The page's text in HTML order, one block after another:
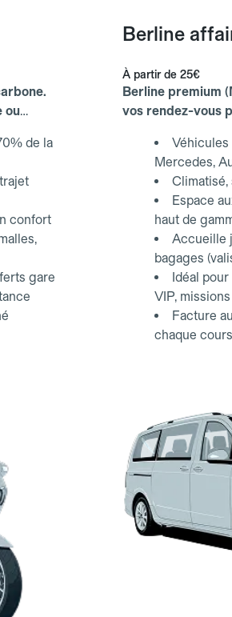
ou
de la
confort
gare
Berline
À partir de 25€
Berline premium
vos rendez-vous
Véhicules
Mercedes,
Espace
haut de
Accueille
bagages
Idéal
VIP,
Facture
chaque